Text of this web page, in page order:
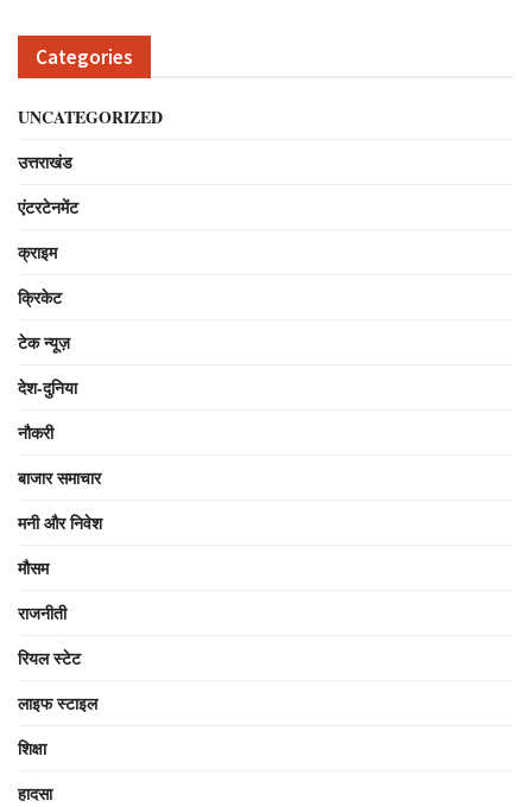
Categories
UNCATEGORIZED
उत्तराखंड
एंटरटेनमेंट
क्राइम
क्रिकेट
टेक न्यूज़
देश-दुनिया
नौकरी
बाजार समाचार
मनी और निवेश
मौसम
राजनीती
रियल स्टेट
लाइफ स्टाइल
शिक्षा
हादसा